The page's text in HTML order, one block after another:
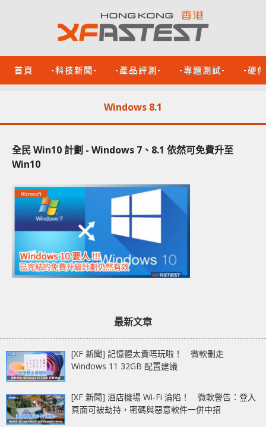
首頁 -科技新聞- -產品評測- -專題測試- -硬
Windows 8.1
全民 Win10 計劃 - Windows 7、8.1 依然可免費升至
Win10
最新文章
[XF 新聞] 記憶體太貴唔玩啦！ 微軟刪走
Windows 11 32GB 配置建議
[XF 新聞] 酒店機場 Wi-Fi 淪陷！ 微軟警告：登入
頁面可被劫持，密碼與惡意軟件一併中招